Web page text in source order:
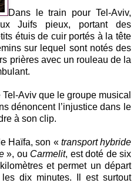
Dans le train pour Tel-Aviv,
Juifs pieux, portant des
étuis de cuir portés à la tête
sur lequel sont notés des
prières avec un rouleau de la
Aviv que le groupe musical
dénoncent l’injustice dans le
à son clip.
Haïfa, son « transport hybride
», ou Carmelit, est doté de six
et permet un départ
dix minutes. Il est surtout